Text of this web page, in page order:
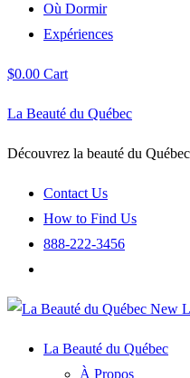
Où Dormir
Expériences
$0.00 Cart
La Beauté du Québec
Découvrez la beauté du
Contact Us
How to Find Us
888-222-3456
La Beauté du Québec
À Propos